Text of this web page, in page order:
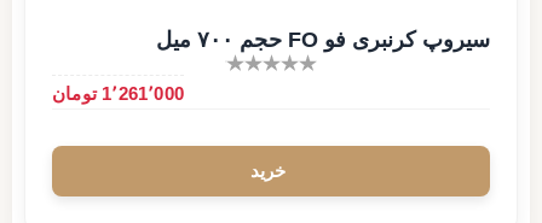
سیروپ کرنبری فو FO حجم ۷۰۰ میل
1٬261٬000 تومان